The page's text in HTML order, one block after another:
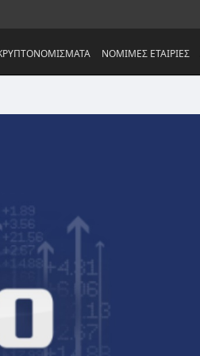
ΝΟΜΙΜΕΣ ΕΤΑΙΡΙΕΣ